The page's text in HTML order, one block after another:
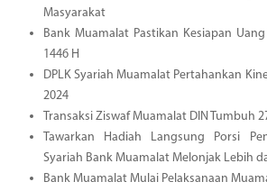
Masyarakat
Bank Muamalat Pastikan Kesiapan
1446 H
DPLK Syariah Muamalat Pertahankan
2024
Transaksi Ziswaf Muamalat DIN Tumbuh
Tawarkan Hadiah Langsung Porsi
Syariah Bank Muamalat Melonjak Lebih
Bank Muamalat Mulai Pelaksanaan